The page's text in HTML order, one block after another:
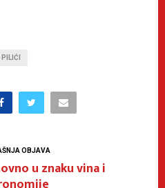
PILIĆI
OBJAVA
u znaku vina i